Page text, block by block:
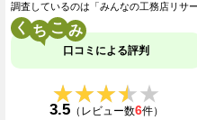
調査しているのは「みんなの工務店リサ
く こ
口コミによる評判
★★★★★
★★★★★
3.5（レビュー数6件）